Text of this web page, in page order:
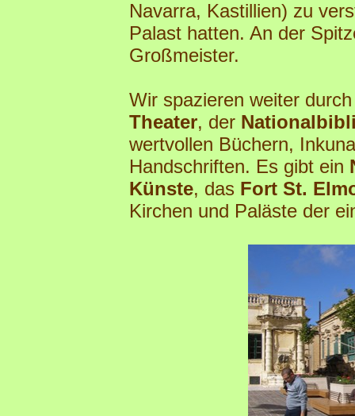
Navarra, Kastillien) zu
Palast hatten. An der
Großmeister.
Wir spazieren weiter
Theater, der
wertvollen Büchern,
Handschriften. Es gibt ein
Künste, das Fort St.
Kirchen und Paläste der